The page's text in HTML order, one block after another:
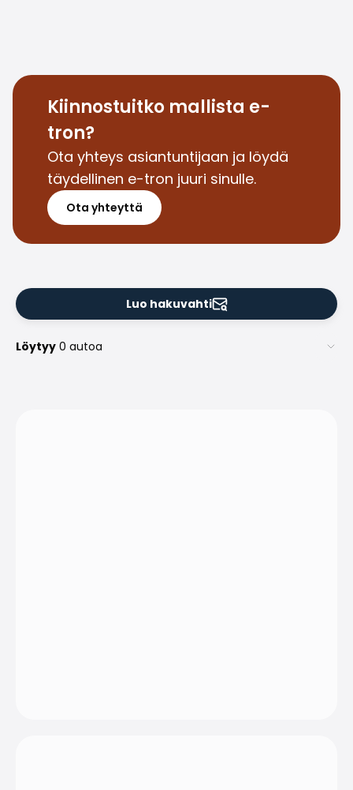
Kiinnostuitko mallista e-
tron?
Ota yhteys asiantuntijaan ja löydä
täydellinen e-tron juuri sinulle.
Ota yhteyttä
Luo hakuvahti
Löytyy 0 autoa